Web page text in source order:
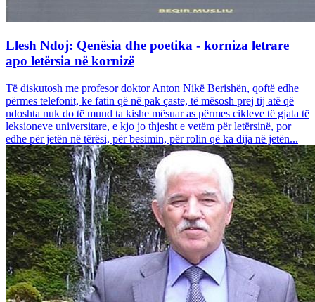
Llesh Ndoj: Qenësia dhe poetika - korniza letrare
apo letërsia në kornizë
Të diskutosh me profesor doktor Anton Nikë Berishën, qoftë edhe
përmes telefonit, ke fatin që në pak çaste, të mësosh prej tij atë që
ndoshta nuk do të mund ta kishe mësuar as përmes cikleve të gjata të
leksioneve universitare, e kjo jo thjesht e vetëm për letërsinë, por
edhe për jetën në tërësi, për besimin, për rolin që ka dija në jetën...